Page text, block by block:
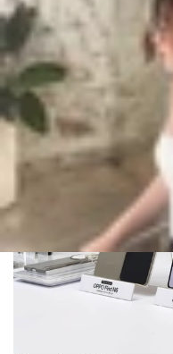
nào đẹp và
Triệu Vy
Ngày đăng: 15/04/2026
Cập nhật:
11/07/2026
Theo dõi XTMobile trên